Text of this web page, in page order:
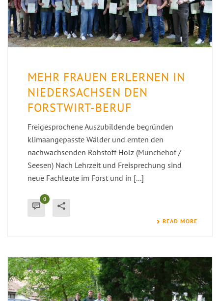
MEHR FRAUEN ERLERNEN IN
NIEDERSACHSEN DEN
FORSTWIRT-BERUF
Freigesprochene Auszubildende begründen
klimaangepasste Wälder und ernten den
nachwachsenden Rohstoff Holz (Münchehof /
Seesen) Nach Lehrzeit und Freisprechung sind
neue Fachleute im Forst und in [...]
0
READ MORE